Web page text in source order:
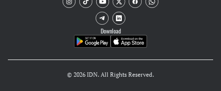
Download
© 2026 IDN. All Rights Reserved.